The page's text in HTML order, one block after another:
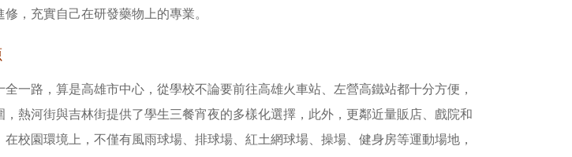
，充實自己在研發藥物上的專業。
一路，算是高雄市中心，從學校不論要前往高雄火車站、左營高鐵站都十分方便，
熱河街與吉林街提供了學生三餐宵夜的多樣化選擇，此外，更鄰近量販店、戲院和
校園環境上，不僅有風雨球場、排球場、紅土網球場、操場、健身房等運動場地，